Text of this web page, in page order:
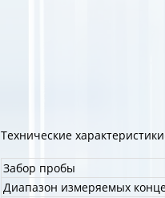
Технические
Забор пробы
Диапазон измеряемых